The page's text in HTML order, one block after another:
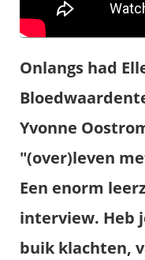
Onlangs had
Yvonne
"(over)leven
Een enorm
interview. Heb
buik klachten,